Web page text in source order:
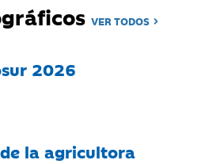
VER TODOS
2026
la agricultora